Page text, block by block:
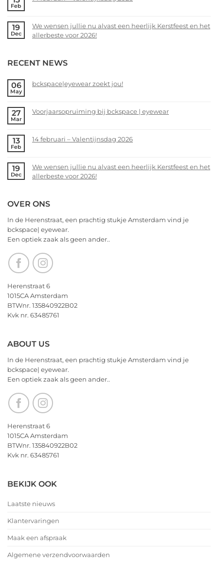
bckspace
|
Feb
on
14
Valentijnsdag
19
Dec
We wensen jullie nu alvast een heerlijk Kerstfeest en het
allerbeste voor 2026!
on
wensen
alvast
Kerstfeest
allerbeste
voor
RECENT NEWS
06
May
bckspace|eyewear zoekt jou!
on
jou!
27
Mar
Voorjaarsopruiming bij bckspace | eyewear
on
bckspace
|
13
Feb
14 februari – Valentijnsdag 2026
on
14
Valentijnsdag
19
Dec
We wensen jullie nu alvast een heerlijk Kerstfeest en het
allerbeste voor 2026!
on
wensen
jullie
nu
alvast
een
heerlijk
en
het
allerbeste
voor
OVER ONS
In de Herenstraat, een prachtig stukje Amsterdam vind je
bckspace| eyewear.
Een optiek zaak als geen ander..
Herenstraat 6
1015CA Amsterdam
BTWnr. 135840922B02
Kvk nr. 63485761
ABOUT US
In de Herenstraat, een prachtig stukje Amsterdam vind je
bckspace| eyewear.
Een optiek zaak als geen ander..
Herenstraat 6
1015CA Amsterdam
BTWnr. 135840922B02
Kvk nr. 63485761
BEKIJK OOK
Laatste nieuws
Klantervaringen
Maak een afspraak
Algemene verzendvoorwaarden